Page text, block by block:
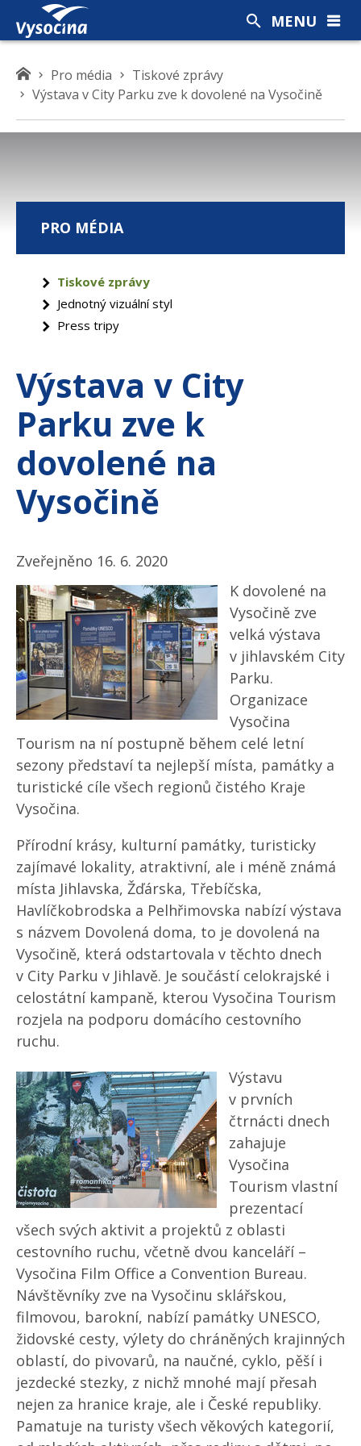
K
d
s
Pro média
Tiskové zprávy
Výstava v City Parku zve k dovolené na Vysočině
Výstava v City
Parku zve k
dovolené na
Vysočině
Zveřejněno 16. 6. 2020
K dovolené na
Vysočině zve
velká výstava
v jihlavském City
Parku.
Organizace
Vysočina
Tourism na ní postupně během celé letní
sezony představí ta nejlepší místa, památky a
turistické cíle všech regionů čistého Kraje
Vysočina.
Přírodní krásy, kulturní památky, turisticky
zajímavé lokality, atraktivní, ale i méně známá
místa Jihlavska, Žďárska, Třebíčska,
Havlíčkobrodska a Pelhřimovska nabízí výstava
s názvem Dovolená doma, to je dovolená na
Vysočině, která odstartovala v těchto dnech
v City Parku v Jihlavě. Je součástí celokrajské i
celostátní kampaně, kterou Vysočina Tourism
rozjela na podporu domácího cestovního
ruchu.
Výstavu
v prvních
čtrnácti dnech
zahajuje
Vysočina
Tourism vlastní
prezentací
všech svých aktivit a projektů z oblasti
cestovního ruchu, včetně dvou kanceláří –
Vysočina Film Office a Convention Bureau.
Návštěvníky zve na Vysočinu sklářskou,
filmovou, barokní, nabízí památky UNESCO,
židovské cesty, výlety do chráněných krajinných
oblastí, do pivovarů, na naučné, cyklo, pěší i
jezdecké stezky, z nichž mnohé mají přesah
nejen za hranice kraje, ale i České republiky.
Pamatuje na turisty všech věkových kategorií,
PRO MÉDIA
Tiskové zprávy
Jednotný vizuální styl
Press tripy
MENU